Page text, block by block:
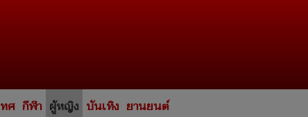
ศ กีฬา ผู้หญิง บันเทิง ยานยนต์